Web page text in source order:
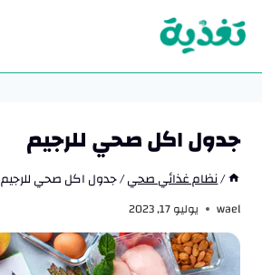
إلى
المحتوى
جدول اكل صحي للرجيم
/نظام غذائي صحي/جدول اكل صحي للرجيم
wael يوليو 17, 2023